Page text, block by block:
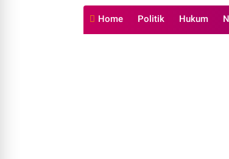
Home Politik Hukum